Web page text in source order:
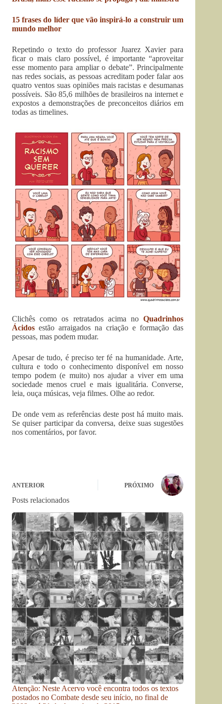
15 frases do líder que vão inspirá-lo a construir um
mundo melhor
Repetindo o texto do professor Juarez Xavier para
ficar o mais claro possível, é importante “aproveitar
esse momento para ampliar o debate”. Principalmente
nas redes sociais, as pessoas acreditam poder falar aos
quatro ventos suas opiniões mais racistas e desumanas
possíveis. São 85,6 milhões de brasileiros na internet e
expostos a demonstrações de preconceitos diários em
todas as timelines.
Clichês como os retratados acima no Quadrinhos
Ácidos estão arraigados na criação e formação das
pessoas, mas podem mudar.
Apesar de tudo, é preciso ter fé na humanidade. Arte,
cultura e todo o conhecimento disponível em nosso
tempo podem (e muito) nos ajudar a viver em uma
sociedade menos cruel e mais igualitária. Converse,
leia, ouça músicas, veja filmes. Olhe ao redor.
De onde vem as referências deste post há muito mais.
Se quiser participar da conversa, deixe suas sugestões
nos comentários, por favor.
ANTERIOR PRÓXIMO
Posts relacionados
Atenção: Neste Acervo você encontra todos os textos
postados no Combate desde seu início, no final de